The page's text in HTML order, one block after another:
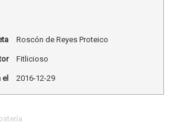
Roscón de Reyes Proteico
Fitlicioso
el 2016-12-29